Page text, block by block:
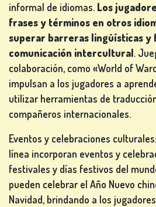
REGÍSTRATE
CONÉCTATE
TIENDA
CLASIFICACIÓN
CAMBIAR
IDIOMA
informal de idiomas. Los
frases y términos en otros
superar barreras lingüísticas y
comunicación intercultural.
colaboración, como «World of
impulsan a los jugadores a
utilizar herramientas de
compañeros internacionales.
Eventos y celebraciones
línea incorporan eventos y
festivales y días festivos del
pueden celebrar el Año Nuevo
Navidad, brindando a los